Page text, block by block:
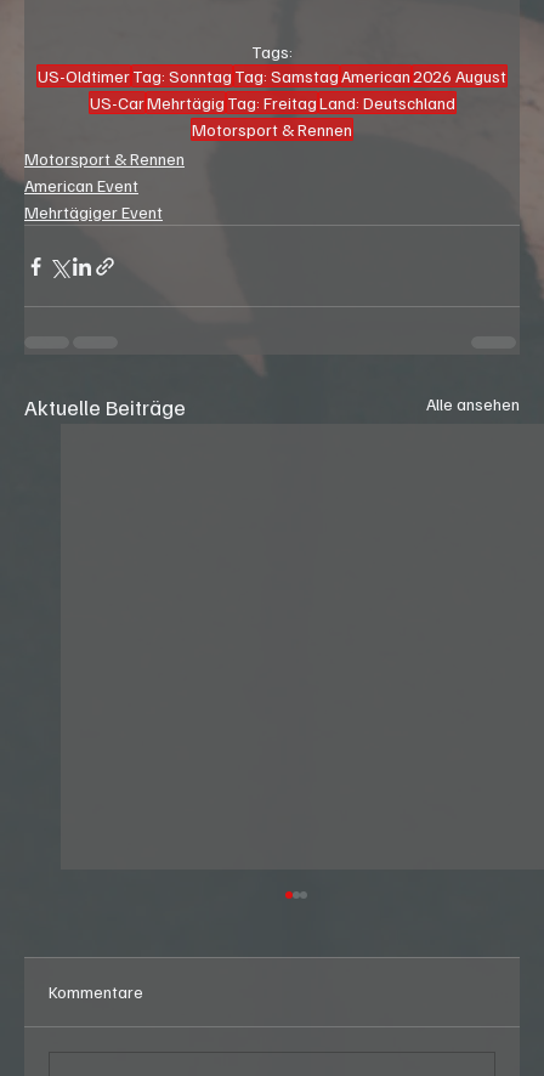
Tags:
US-OldtimerTag: Sonntag Tag: SamstagAmerican2026 August
US-CarMehrtägig Tag: FreitagLand: Deutschland
Motorsport & Rennen
Motorsport & Rennen
American Event
Mehrtägiger Event
Aktuelle Beiträge Alle ansehen
Kommentare